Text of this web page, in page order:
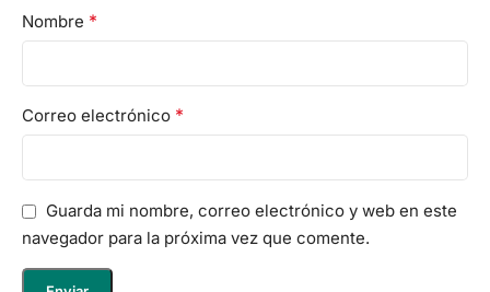
Nombre *
Correo electrónico *
Guarda mi nombre, correo electrónico y web en este
navegador para la próxima vez que comente.